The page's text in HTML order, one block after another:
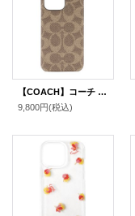
【COACH】コーチ コーティングキャンバス シグネチャー iPhone13PRO専用 スマホケース スマホカバー カーキ【訳あり】〔日本未発売〕
9,800円(税込)